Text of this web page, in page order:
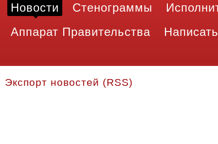
Новости Стенограммы
Аппарат Правительства
Экспорт новостей (RSS)